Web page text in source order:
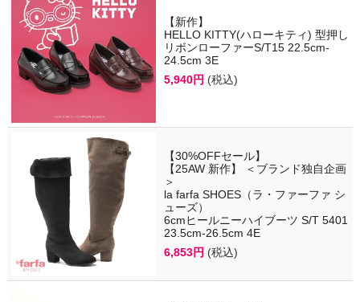
【新作】
HELLO KITTY(ハローキティ) 型押し
リボンローファーS/T15 22.5cm-
24.5cm 3E
5,940円 (税込)
【30%OFFセール】
【25AW 新作】 ＜ブランド独自企画
＞
la farfa SHOES（ラ・ファーファ シ
ューズ）
6cmヒールニーハイブーツ S/T 5401
23.5cm-26.5cm 4E
6,853円 (税込)